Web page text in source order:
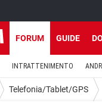
FORUM GUIDE
INTRATTENIMENTO
Telefonia/Tablet/GPS